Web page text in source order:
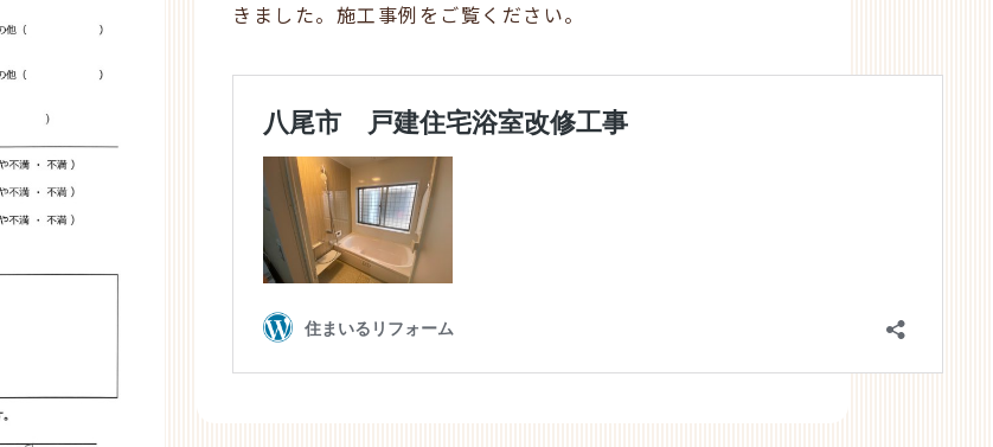
きました。施工事例をご覧ください。